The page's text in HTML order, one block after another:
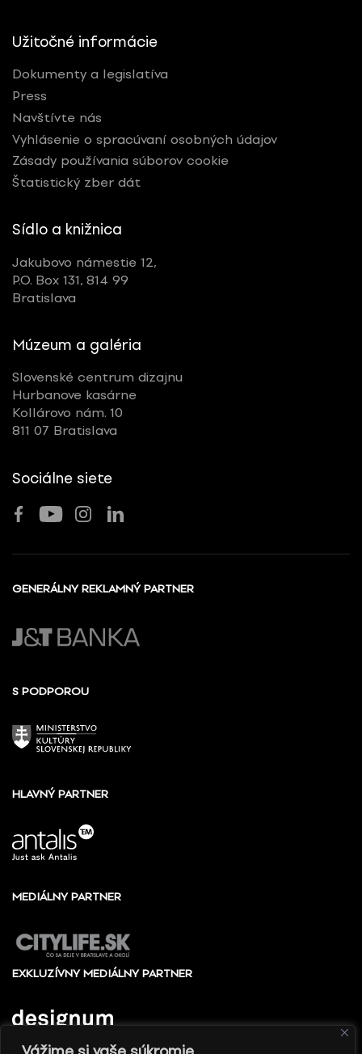
Užitočné informácie
Dokumenty a legislatíva
Press
Navštívte nás
Vyhlásenie o spracúvaní osobných údajov
Zásady používania súborov cookie
Štatistický zber dát
Sídlo a knižnica
Jakubovo námestie 12,
P.O. Box 131, 814 99
Bratislava
Múzeum a galéria
Slovenské centrum dizajnu
Hurbanove kasárne
Kollárovo nám. 10
811 07 Bratislava
Sociálne siete
GENERÁLNY REKLAMNÝ PARTNER
S PODPOROU
HLAVNÝ PARTNER
MEDIÁLNY PARTNER
EXKLUZÍVNY MEDIÁLNY PARTNER